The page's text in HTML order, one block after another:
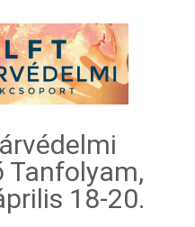
Tanfolyam,
18-20.